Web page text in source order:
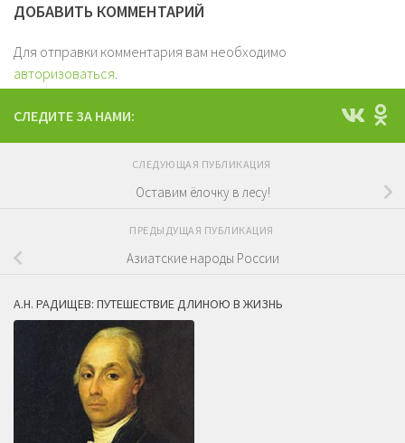
ДОБАВИТЬ КОММЕНТАРИЙ
Для отправки комментария вам необходимо
авторизоваться.
СЛЕДИТЕ ЗА НАМИ:
СЛЕДУЮЩАЯ ПУБЛИКАЦИЯ
Оставим ёлочку в лесу!
ПРЕДЫДУЩАЯ ПУБЛИКАЦИЯ
Азиатские народы России
А.Н. РАДИЩЕВ: ПУТЕШЕСТВИЕ ДЛИНОЮ В ЖИЗНЬ